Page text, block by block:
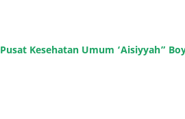
Kesehatan Umum ‘Aisiyyah”